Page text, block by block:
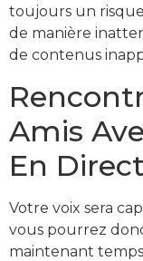
toujours un
de manière
de contenus
Amis
En Direct
Votre voix sera
vous pourrez
maintenant